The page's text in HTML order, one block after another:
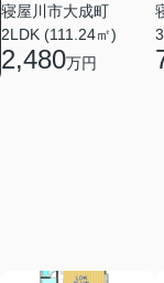
寝屋川市大成町
2LDK (111.24㎡)
2,480万円